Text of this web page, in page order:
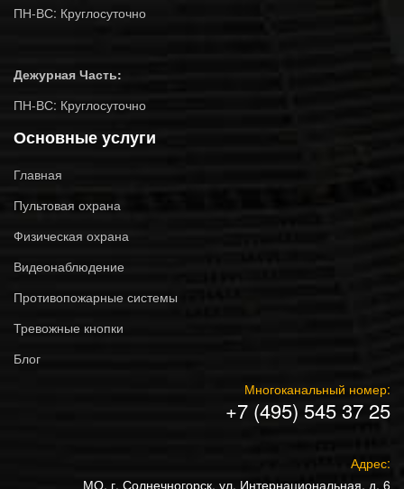
ПН-ВС: Круглосуточно
Дежурная Часть:
ПН-ВС: Круглосуточно
Основные услуги
Главная
Пультовая охрана
Физическая охрана
Видеонаблюдение
Противопожарные системы
Тревожные кнопки
Блог
Многоканальный номер:
+7 (495) 545 37 25
Адрес:
МО, г. Солнечногорск, ул. Интернациональная, д. 6